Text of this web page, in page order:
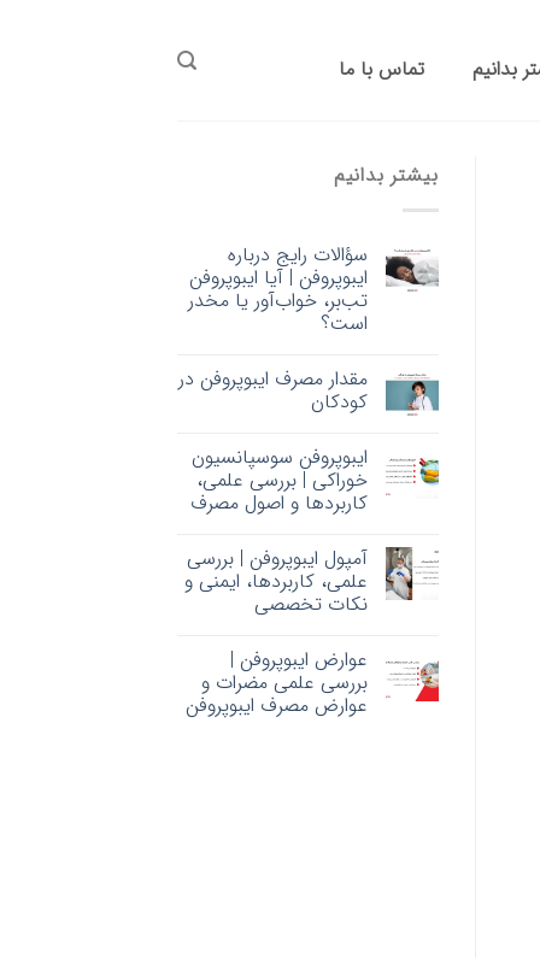
بدانیم تماس با ما
بیشتر بدانیم
سؤالات رایج درباره
ایبوپروفن | آیا ایبوپروفن
تب‌بر، خواب‌آور یا مخدر
است؟
مقدار مصرف ایبوپروفن در
کودکان
ایبوپروفن سوسپانسیون
خوراکی | بررسی علمی،
کاربردها و اصول مصرف
آمپول ایبوپروفن | بررسی
علمی، کاربردها، ایمنی و
نکات تخصصی
عوارض ایبوپروفن |
بررسی علمی مضرات و
عوارض مصرف ایبوپروفن